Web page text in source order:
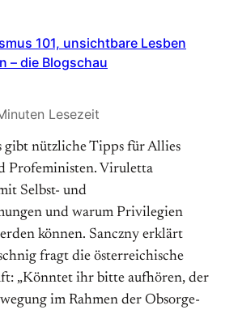
101, unsichtbare Lesben
– die Blogschau
Lesezeit
gibt nützliche Tipps für Allies
Profeministen. Viruletta
Selbst- und
und warum Pri­vi­legien
können. Sanczny erklärt
fragt die österreichische
„Könntet ihr bitte auf­hören, der
im Rahmen der Obsorge-